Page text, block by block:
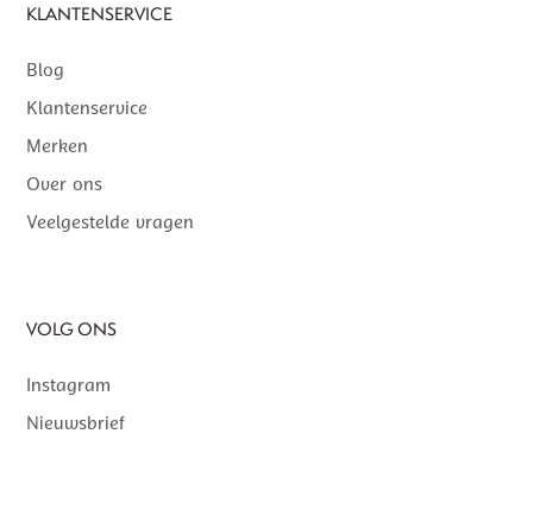
KLANTENSERVICE
Blog
Klantenservice
Merken
Over ons
Veelgestelde vragen
VOLG ONS
Instagram
Nieuwsbrief